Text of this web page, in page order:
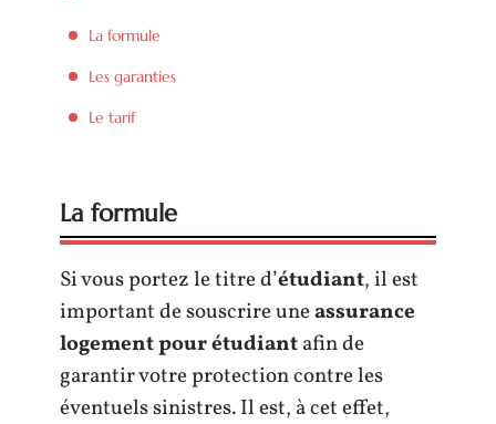
La formule
Les garanties
Le tarif
La formule
Si vous portez le titre d’étudiant, il est
important de souscrire uneassurance
logement pour étudiantafin de
garantir votre protection contre les
éventuels sinistres. Il est, à cet effet,